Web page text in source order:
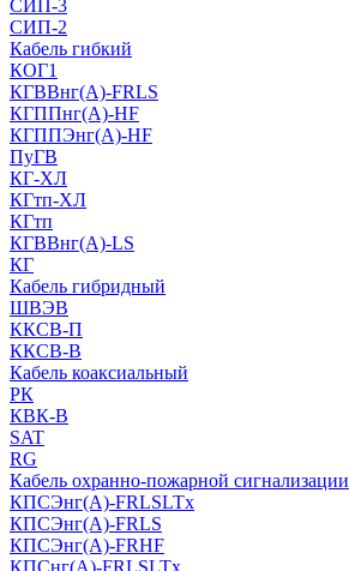
СИП-3
СИП-2
Кабель гибкий
КОГ1
КГВВнг(А)-FRLS
КГППнг(A)-HF
КГППЭнг(A)-HF
ПуГВ
КГ-ХЛ
КГтп-ХЛ
КГтп
КГВВнг(А)-LS
КГ
Кабель гибридный
ШВЭВ
ККСВ-П
ККСВ-В
Кабель коаксиальный
РК
КВК-В
SAT
RG
Кабель охранно-пожарной сигнализации
КПСЭнг(А)-FRLSLTx
КПСЭнг(А)-FRLS
КПСЭнг(А)-FRHF
КПСнг(А)-FRLSLTx